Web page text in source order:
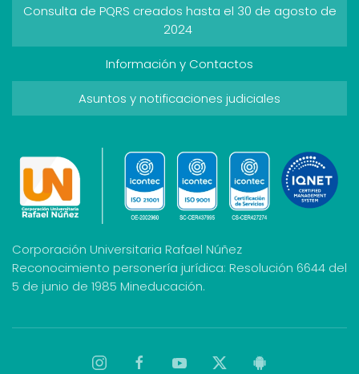
Consulta de PQRS creados hasta el 30 de agosto de
2024
Información y Contactos
Asuntos y notificaciones judiciales
Corporación Universitaria Rafael Núñez
Reconocimiento personería jurídica: Resolución 6644 del
5 de junio de 1985 Mineducación.